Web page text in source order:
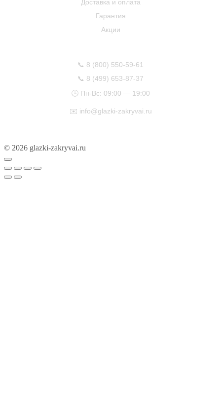
Доставка и оплата
Гарантия
Акции
📞 8 (800) 550-59-61
📞 8 (499) 653-87-37
🕒 Пн-Вс: 09:00 — 19:00
✉️ info@glazki-zakryvai.ru
© 2026 glazki-zakryvai.ru